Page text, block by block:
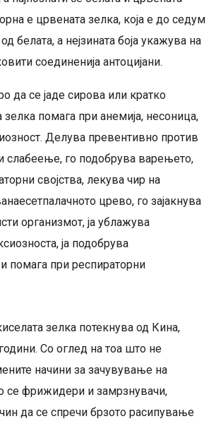
е црвената зелка, која е до седум
белата, а нејзината боја укажува на
соединенија антоцијани.
да се јаде сирова или кратко
зелка помага при анемија, несоница,
Делува превентивно против
слабеење, го подобрува варењето,
својства, лекува чир на
црево, го зајакнува
организмот, ја ублажува
ја подобрува
помага при респираторни
зелка потекнува од Кина,
Со оглед на тоа што не
начини за зачувување на
се фрижидери и замрзнувачи,
да се спречи брзото расипување